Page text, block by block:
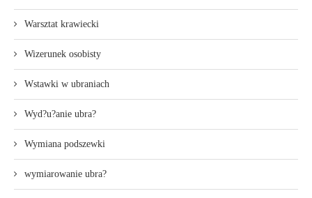
Warsztat krawiecki
Wizerunek osobisty
Wstawki w ubraniach
Wyd?u?anie ubra?
Wymiana podszewki
wymiarowanie ubra?